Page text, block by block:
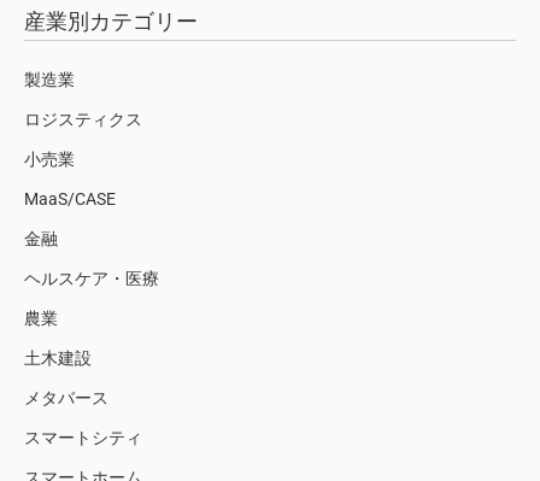
産業別カテゴリー
製造業
ロジスティクス
小売業
MaaS/CASE
金融
ヘルスケア・医療
農業
土木建設
メタバース
スマートシティ